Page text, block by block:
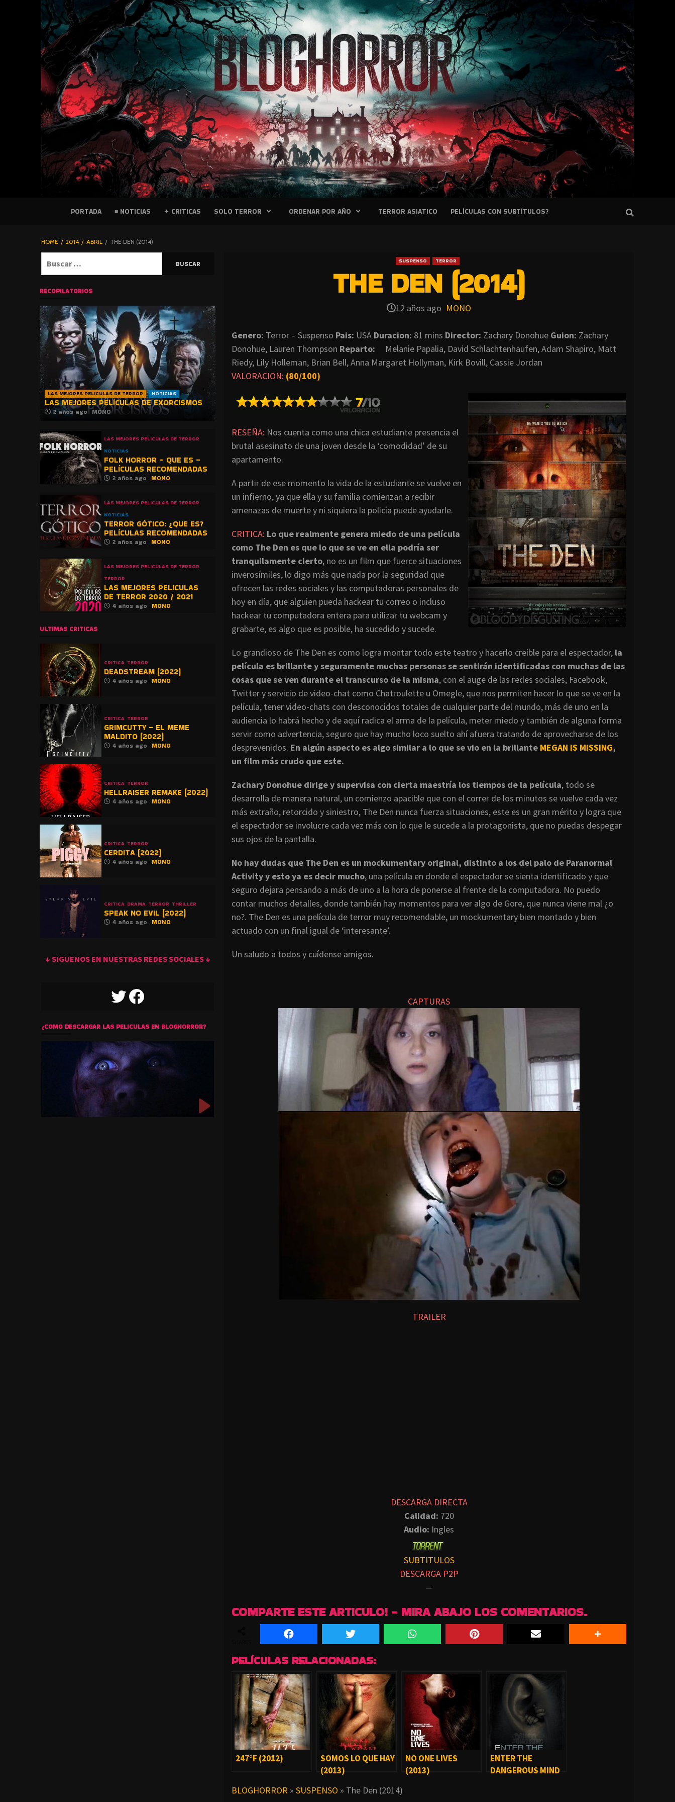
PELICULAS
BLOGHORROR
⋆
PORTADA ≡ NOTICIAS ✦ CRITICAS SOLO TERROR ORDENAR POR AÑO TERROR ASIATICO PELÍCULAS CON SUBTÍTULOS?
HOME 2014 ABRIL THE DEN (2014)
SUSPENSO TERROR
THE DEN (2014)
12 años ago MONO
Genero: Terror – Suspenso Pais: USA Duracion: 81 mins Director: Zachary Donohue Guion: Zachary
Donohue, Lauren Thompson Reparto: Melanie Papalia, David Schlachtenhaufen, Adam Shapiro, Matt
Riedy, Lily Holleman, Brian Bell, Anna Margaret Hollyman, Kirk Bovill, Cassie Jordan
VALORACION: (80/100)
RESEÑA: Nos cuenta como una chica estudiante presencia el
brutal asesinato de una joven desde la ‘comodidad’ de su
apartamento.
A partir de ese momento la vida de la estudiante se vuelve en
un infierno, ya que ella y su familia comienzan a recibir
amenazas de muerte y ni siquiera la policía puede ayudarle.
CRITICA: Lo que realmente genera miedo de una película
como The Den es que lo que se ve en ella podría ser
tranquilamente cierto, no es un film que fuerce situaciones
inverosímiles, lo digo más que nada por la seguridad que
ofrecen las redes sociales y las computadoras personales de
hoy en día, que alguien pueda hackear tu correo o incluso
hackear tu computadora entera para utilizar tu webcam y
grabarte, es algo que es posible, ha sucedido y sucede.
Lo grandioso de The Den es como logra montar todo este teatro y hacerlo creíble para el espectador, la
película es brillante y seguramente muchas personas se sentirán identificadas con muchas de las
cosas que se ven durante el transcurso de la misma, con el auge de las redes sociales, Facebook,
Twitter y servicio de video-chat como Chatroulette u Omegle, que nos permiten hacer lo que se ve en la
película, tener video-chats con desconocidos totales de cualquier parte del mundo, más de uno en la
audiencia lo habrá hecho y de aquí radica el arma de la película, meter miedo y también de alguna forma
servir como advertencia, seguro que hay mucho loco suelto ahí afuera tratando de aprovecharse de los
desprevenidos. En algún aspecto es algo similar a lo que se vio en la brillante MEGAN IS MISSING,
un film más crudo que este.
Zachary Donohue dirige y supervisa con cierta maestría los tiempos de la película, todo se
desarrolla de manera natural, un comienzo apacible que con el correr de los minutos se vuelve cada vez
más extraño, retorcido y siniestro, The Den nunca fuerza situaciones, este es un gran mérito y logra que
el espectador se involucre cada vez más con lo que le sucede a la protagonista, que no puedas despegar
sus ojos de la pantalla.
No hay dudas que The Den es un mockumentary original, distinto a los del palo de Paranormal
Activity y esto ya es decir mucho, una película en donde el espectador se sienta identificado y que
seguro dejara pensando a más de uno a la hora de ponerse al frente de la computadora. No puedo
contar muchos detalles, donde también hay momentos para ver algo de Gore, que nunca viene mal ¿o
no?. The Den es una película de terror muy recomendable, un mockumentary bien montado y bien
actuado con un final igual de ‘interesante’.
Un saludo a todos y cuídense amigos.
CAPTURAS
TRAILER
DESCARGA DIRECTA
Calidad: 720
Audio: Ingles
SUBTITULOS
DESCARGA P2P
—
COMPARTE ESTE ARTICULO! - MIRA ABAJO LOS COMENTARIOS.
PELÍCULAS RELACIONADAS:
247°F (2012)
SOMOS LO QUE HAY
(2013)
NO ONE LIVES
(2013)
ENTER THE
DANGEROUS MIND
BLOGHORROR » SUSPENSO » The Den (2014)
RECOPILATORIOS
LAS MEJORES PELICULAS DE TERROR NOTICIAS
LAS MEJORES PELÍCULAS DE EXORCISMOS
2 años ago MONO
LAS MEJORES PELICULAS DE TERROR
NOTICIAS
FOLK HORROR – QUE ES –
PELÍCULAS RECOMENDADAS
2 años ago MONO
LAS MEJORES PELICULAS DE TERROR
NOTICIAS
TERROR GÓTICO: ¿QUE ES?
PELÍCULAS RECOMENDADAS
2 años ago MONO
LAS MEJORES PELICULAS DE TERROR
TERROR
LAS MEJORES PELICULAS
DE TERROR 2020 / 2021
4 años ago MONO
ULTIMAS CRITICAS
CRITICA TERROR
DEADSTREAM (2022)
4 años ago MONO
CRITICA TERROR
GRIMCUTTY – EL MEME
MALDITO (2022)
4 años ago MONO
CRITICA TERROR
HELLRAISER REMAKE (2022)
4 años ago MONO
CRITICA TERROR
CERDITA (2022)
4 años ago MONO
CRITICA DRAMA TERROR THRILLER
SPEAK NO EVIL (2022)
4 años ago MONO
↓ SIGUENOS EN NUESTRAS REDES SOCIALES ↓
TWITTERFACEBOOK
¿COMO DESCARGAR LAS PELICULAS EN BLOGHORROR?